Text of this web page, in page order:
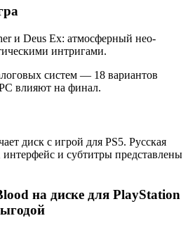
и Deus Ex: атмосферный нео-
интригами.
систем — 18 вариантов
влияют на финал.
диск с игрой для PS5. Русская
интерфейс и субтитры представлены
на диске для PlayStation